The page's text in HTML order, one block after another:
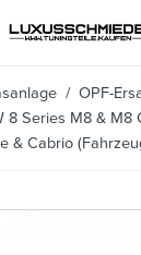
/ OPF-
8 Series M8 & M8
& Cabrio